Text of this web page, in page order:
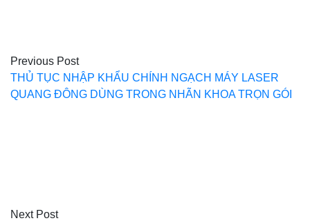
Previous Post
THỦ TỤC NHẬP KHẨU CHÍNH NGẠCH MÁY LASER
QUANG ĐÔNG DÙNG TRONG NHÃN KHOA TRỌN GÓI
Next Post